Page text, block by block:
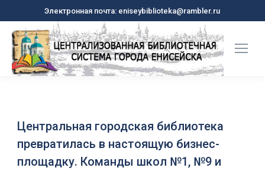
Электронная почта: eniseybiblioteka@rambler.ru
Центральная городская библиотека
превратилась в настоящую бизнес-
площадку. Команды школ №1, №9 и